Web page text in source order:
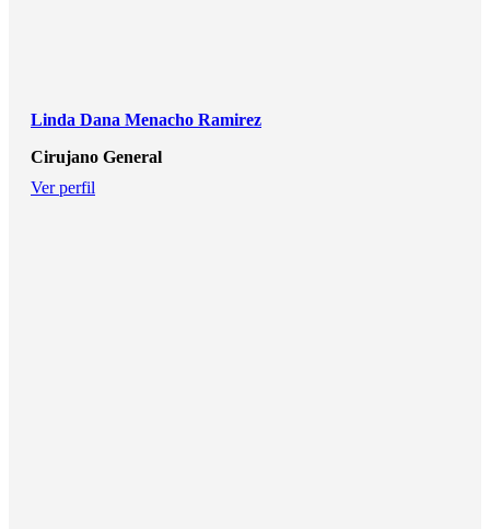
Linda Dana Menacho Ramirez
Cirujano General
Ver perfil